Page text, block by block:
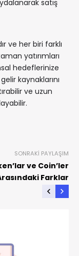
satış
ve her biri farklı
yatırımları
hedeflerinize
kaynaklarını
ve uzun
SONRAKI PAYLAŞIM
ve Coin’ler
Farklar